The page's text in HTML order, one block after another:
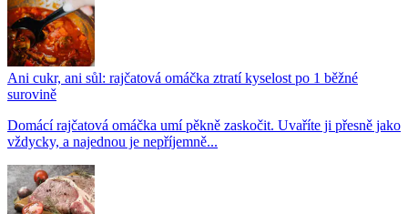
Ani cukr, ani sůl: rajčatová omáčka ztratí kyselost po 1 běžné
surovině
Domácí rajčatová omáčka umí pěkně zaskočit. Uvaříte ji přesně jako
vždycky, a najednou je nepříjemně...